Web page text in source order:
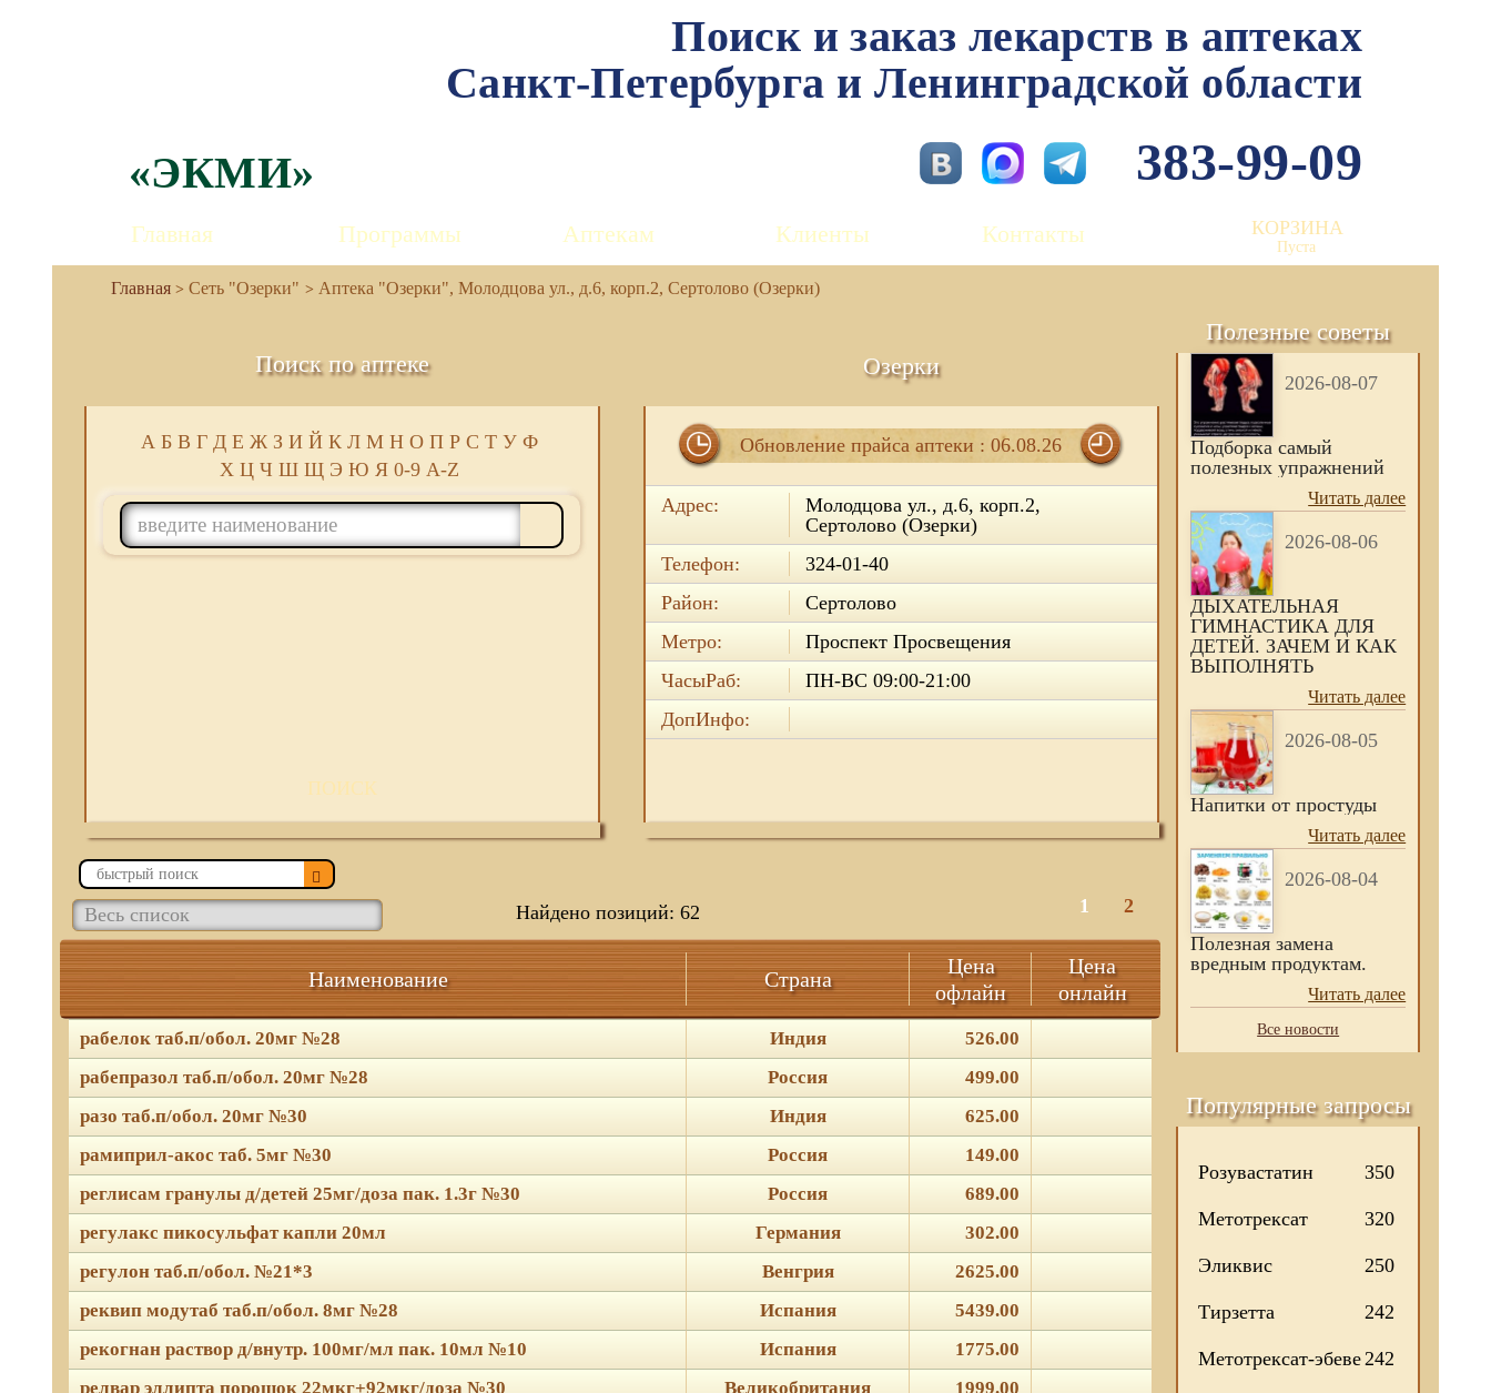
Поиск и заказ лекарств в аптеках
Санкт-Петербурга и Ленинградской области
383-99-09
«ЭКМИ»
Главная Программы Аптекам Клиенты Контакты КОРЗИНА
Пуста
Сеть "Озерки" Аптека "Озерки", Молодцова ул., д.6, корп.2, Сертолово (Озерки)
Поиск по аптеке
А Б В Г Д Е Ж З И Й К Л М Н О П Р С Т У Ф
Х Ц Ч Ш Щ Э Ю Я 0-9 A-Z
ПОИСК
Озерки
Обновление прайса аптеки : 06.08.26
Адрес:
Молодцова ул., д.6, корп.2,
Сертолово (Озерки)
Телефон:
324-01-40
Район:
Сертолово
Метро:
Проспект Просвещения
ЧасыРаб:
ПН-ВС 09:00-21:00
ДопИнфо:
Найдено позиций: 62 1 2
Наименование Страна
Цена
офлайн
Цена
онлайн
рабелок таб.п/обол. 20мг №28 Индия
526.00
рабепразол таб.п/обол. 20мг №28
Россия
499.00
разо таб.п/обол. 20мг №30
Индия
625.00
рамиприл-акос таб. 5мг №30
Россия
149.00
реглисам гранулы д/детей 25мг/доза пак. 1.3г №30
Россия
689.00
регулакс пикосульфат капли 20мл
Германия
302.00
регулон таб.п/обол. №21*3
Венгрия
2625.00
реквип модутаб таб.п/обол. 8мг №28
Испания
5439.00
рекогнан раствор д/внутр. 100мг/мл пак. 10мл №10
Испания
1775.00
релвар эллипта порошок 22мкг+92мкг/доза №30
Великобритания
1999.00
Полезные советы
2026-08-07
Подборка самый
полезных упражнений
Читать далее
2026-08-06
ДЫХАТЕЛЬНАЯ
ГИМНАСТИКА ДЛЯ
ДЕТЕЙ. ЗАЧЕМ И КАК
ВЫПОЛНЯТЬ
Читать далее
2026-08-05
Напитки от простуды
Читать далее
2026-08-04
Полезная замена
вредным продуктам.
Читать далее
Все новости
Популярные запросы
Розувастатин 350
Метотрексат 320
Эликвис 250
Тирзетта 242
Метотрексат-эбеве242